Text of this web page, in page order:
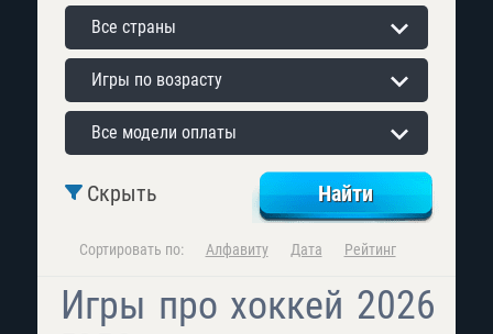
Все страны
Игры по возрасту
Все модели оплаты
Скрыть
Сортировать по: Алфавиту Дата Рейтинг
Игры про хоккей 2026